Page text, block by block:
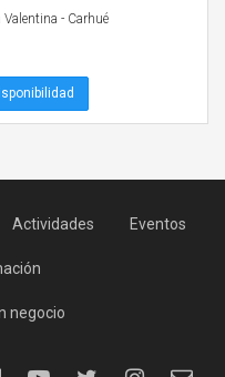
- Carhué
Actividades Eventos
negocio